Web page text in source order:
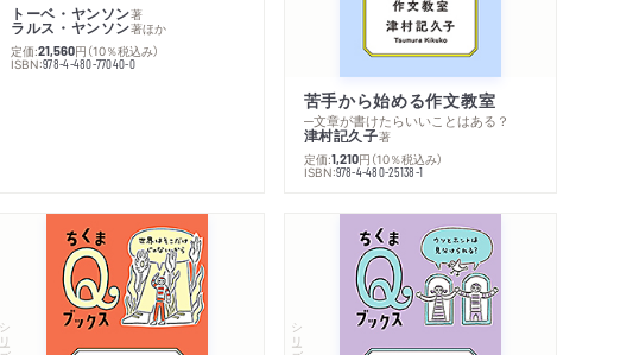
トーベ・ヤンソン著
ラルス・ヤンソン著ほか
定価:21,560円 （10％税込み）
ISBN:978-4-480-77040-0
苦手から始める作文教室
─文章が書けたらいいことはある？
津村記久子著
定価:1,210円 （10％税込み）
ISBN:978-4-480-25138-1
シリーズ・全集 シリーズ・全集